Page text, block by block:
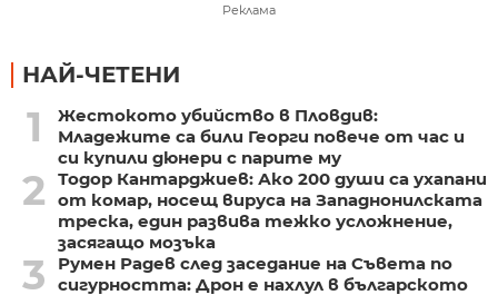
Реклама
НАЙ-ЧЕТЕНИ
1
Жестокото убийство в Пловдив:
Младежите са били Георги повече от час и
си купили дюнери с парите му
2
Тодор Кантарджиев: Ако 200 души са ухапани
от комар, носещ вируса на Западнонилската
треска, един развива тежко усложнение,
засягащо мозъка
3
Румен Радев след заседание на Съвета по
сигурността: Дрон е нахлул в българското